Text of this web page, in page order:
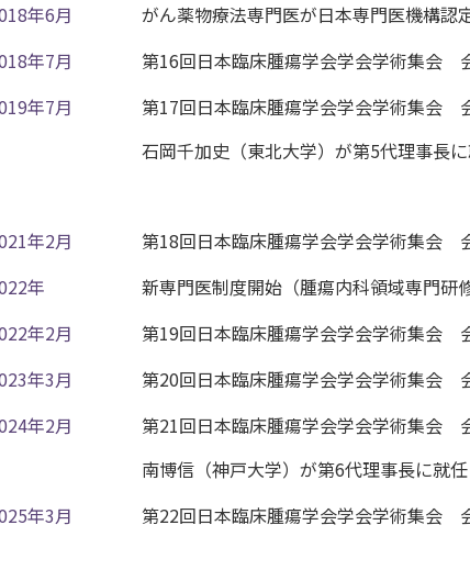
年6月
がん薬物療法専門医が日本専門医機構認
年7月
第16回日本臨床腫瘍学会学会学術集会
年7月
第17回日本臨床腫瘍学会学会学術集会
石岡千加史（東北大学）が第5代理事長
年2月
第18回日本臨床腫瘍学会学会学術集会
年
新専門医制度開始（腫瘍内科領域専門研
年2月
第19回日本臨床腫瘍学会学会学術集会
年3月
第20回日本臨床腫瘍学会学会学術集会
年2月
第21回日本臨床腫瘍学会学会学術集会
南博信（神戸大学）が第6代理事長に就任
年3月
第22回日本臨床腫瘍学会学会学術集会